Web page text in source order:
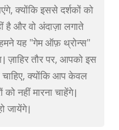
क्योंकि इससे दर्शकों को
है और वो अंदाज़ा लगाते
यह "गेम ऑफ़ थ्रोन्स"
ज़ाहिर तौर पर, आपको इस
चाहिए, क्योंकि आप केवल
नहीं मारना चाहेंगे।
जायेंगे।